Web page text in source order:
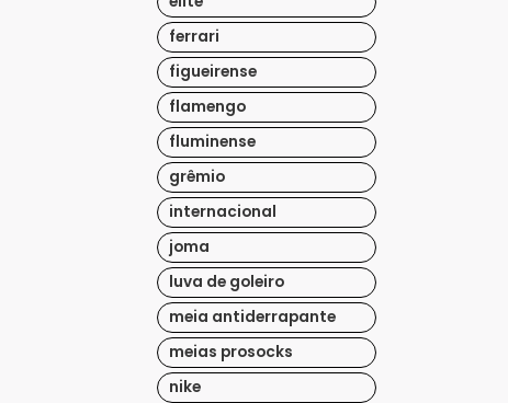
ferrari
figueirense
flamengo
fluminense
grêmio
internacional
joma
luva de goleiro
meia antiderrapante
meias prosocks
nike